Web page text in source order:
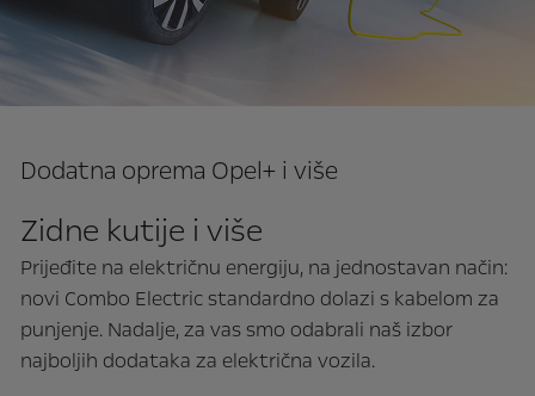
Dodatna oprema Opel+ i više
Zidne kutije i više
Prijeđite na električnu energiju, na jednostavan način:
novi Combo Electric standardno dolazi s kabelom za
punjenje. Nadalje, za vas smo odabrali naš izbor
najboljih dodataka za električna vozila.